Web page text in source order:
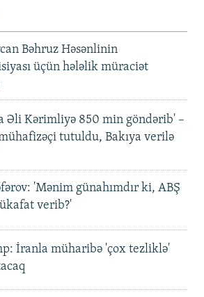
Bəhruz Həsənlinin
üçün hələlik müraciət
Əli Kərimliyə 850 min göndərib' –
tutuldu, Bakıya verilə
'Mənim günahımdır ki, ABŞ
verib?'
İranla müharibə 'çox tezliklə'